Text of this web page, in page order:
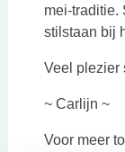
mei-traditie.
stilstaan bij
Veel plezier
~ Carlijn ~
Voor meer